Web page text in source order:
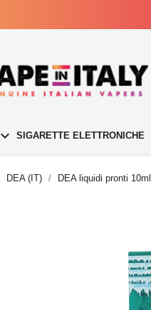
 SIGARETTE ELETTRONICHE
DEA (IT) DEA liquidi pronti 10ml